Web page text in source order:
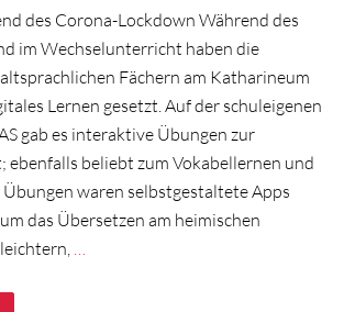
des Corona-Lockdown Während des
im Wechselunterricht haben die
Fächern am Katharineum
Lernen gesetzt. Auf der schuleigenen
gab es interaktive Übungen zur
beliebt zum Vokabellernen und
waren selbstgestaltete Apps
das Übersetzen am heimischen